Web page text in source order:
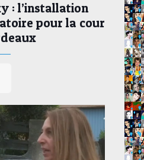
: l’installation
pour la cour